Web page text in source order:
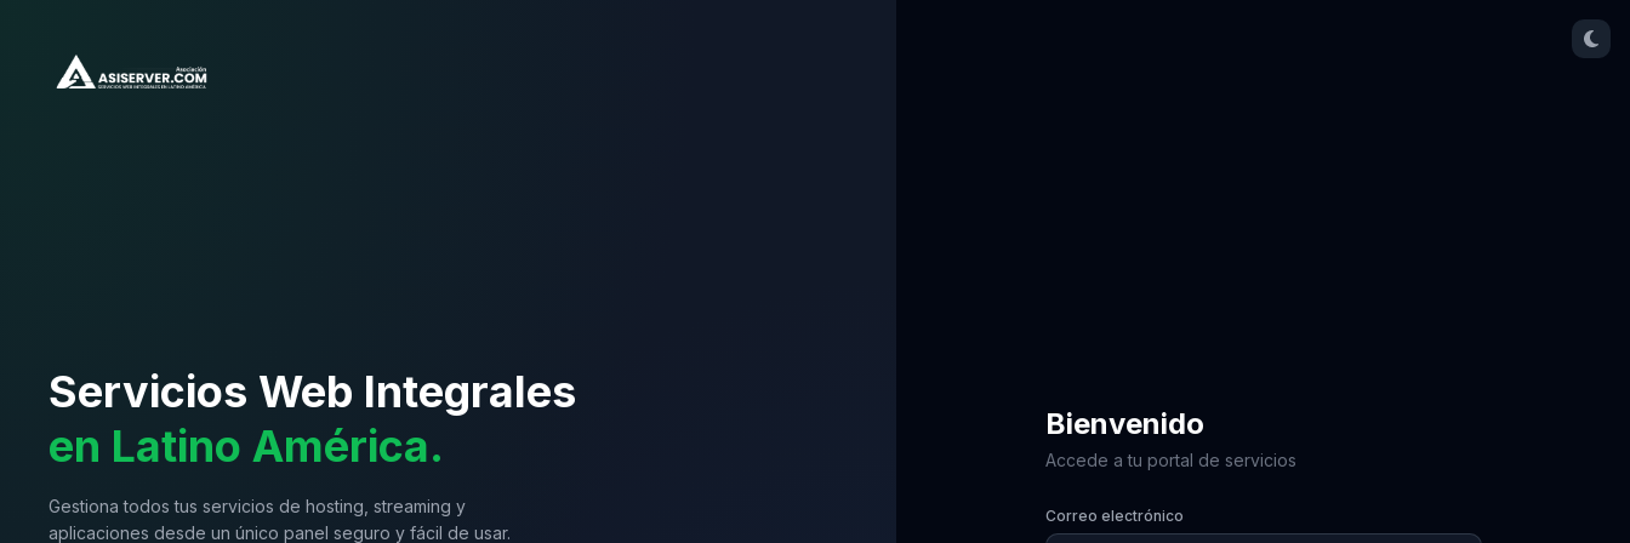
Servicios Web Integrales
en Latino América.
Gestiona todos tus servicios de hosting, streaming y
aplicaciones desde un único panel seguro y fácil de usar.
Bienvenido
Accede a tu portal de servicios
Correo electrónico